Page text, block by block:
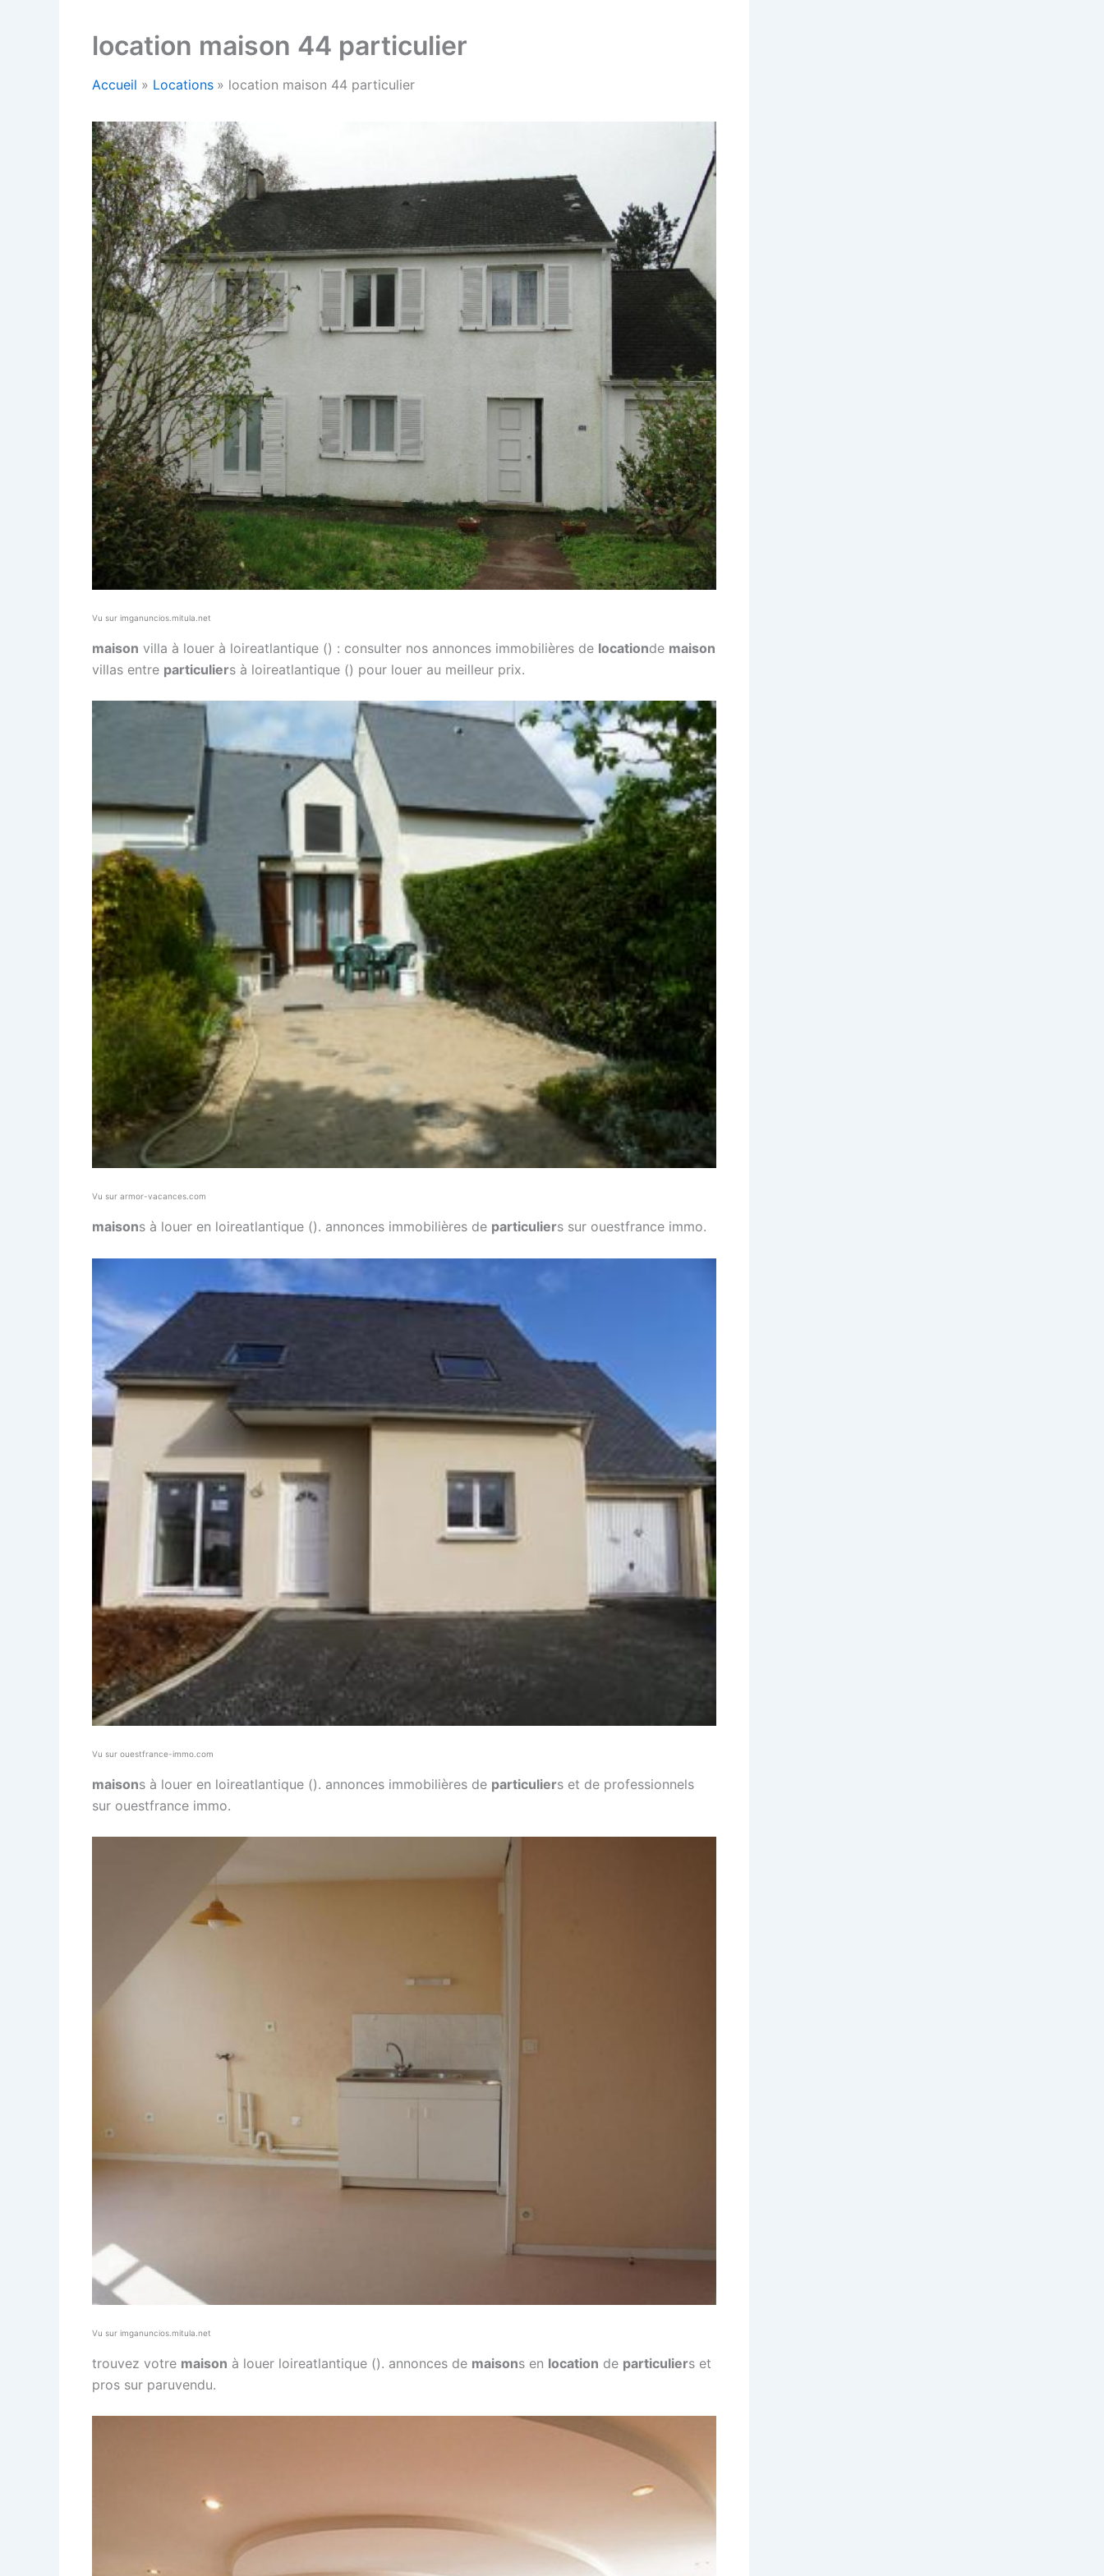
location maison 44 particulier
Accueil Locations location maison 44 particulier
Vu sur imganuncios.mitula.net
maison villa à louer à loireatlantique () : consulter nos annonces immobilières de locationde maison
villas entre particuliers à loireatlantique () pour louer au meilleur prix.
Vu sur armor-vacances.com
maisons à louer en loireatlantique (). annonces immobilières de particuliers sur ouestfrance immo.
Vu sur ouestfrance-immo.com
maisons à louer en loireatlantique (). annonces immobilières de particuliers et de professionnels
sur ouestfrance immo.
Vu sur imganuncios.mitula.net
trouvez votre maison à louer loireatlantique (). annonces de maisons en location de particuliers et
pros sur paruvendu.